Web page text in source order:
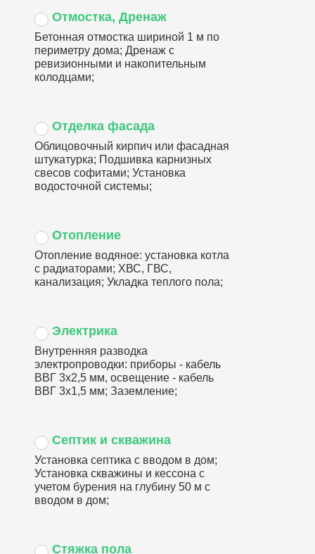
Отмостка, Дренаж
Бетонная отмостка шириной 1 м по
периметру дома; Дренаж с
ревизионными и накопительным
колодцами;
Отделка фасада
Облицовочный кирпич или фасадная
штукатурка; Подшивка карнизных
свесов софитами; Установка
водосточной системы;
Отопление
Отопление водяное: установка котла
с радиаторами; ХВС, ГВС,
канализация; Укладка теплого пола;
Электрика
Внутренняя разводка
электропроводки: приборы - кабель
ВВГ 3х2,5 мм, освещение - кабель
ВВГ 3х1,5 мм; Заземление;
Септик и скважина
Установка септика с вводом в дом;
Установка скважины и кессона с
учетом бурения на глубину 50 м с
вводом в дом;
Стяжка пола